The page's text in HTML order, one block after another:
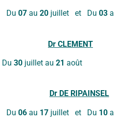
un rencontre
Du 07au 20juillet et Du 03
Dr CLEMENT
30 juillet au 21
Dr DE RIPAINSEL
Du 06au 17juillet et Du 10